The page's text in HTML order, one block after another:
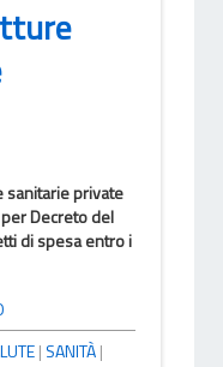
sanitarie private
Decreto del
di spesa entro i
| SANITÀ|